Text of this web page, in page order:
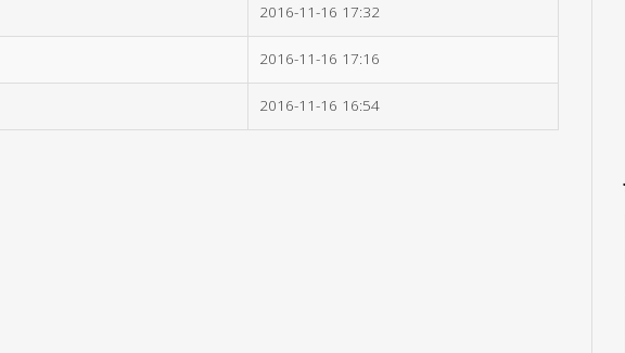
2016-11-16 17:32
2016-11-16 17:16
2016-11-16 16:54